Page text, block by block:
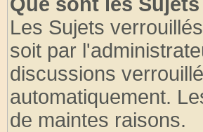
Les Sujets
soit par
discussions
automatiquement.
de maintes raisons.